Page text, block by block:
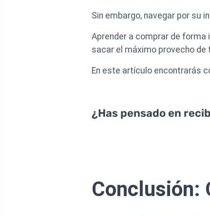
Sin embargo, navegar por su
Aprender a comprar de
sacar el máximo provecho
En este artículo encontrarás
¿Has pensado en
Conclusión: